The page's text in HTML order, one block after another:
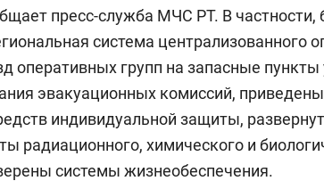
пресс-служба МЧС РТ. В частности,
система централизованного
оперативных групп на запасные пункты
эвакуационных комиссий, приведены
индивидуальной защиты,
радиационного, химического и
системы жизнеобеспечения.